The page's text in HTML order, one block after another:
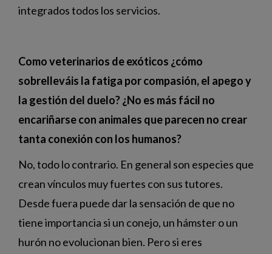
integrados todos los servicios.
Como veterinarios de exóticos ¿cómo
sobrelleváis la fatiga por compasión, el apego y
la gestión del duelo? ¿No es más fácil no
encariñarse con animales que parecen no crear
tanta conexión con los humanos?
No, todo lo contrario. En general son especies que
crean vínculos muy fuertes con sus tutores.
Desde fuera puede dar la sensación de que no
tiene importancia si un conejo, un hámster o un
hurón no evolucionan bien. Pero si eres